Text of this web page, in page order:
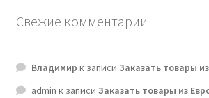
Свежие комментарии
Владимир к записиЗаказать товары
admin к записиЗаказать товары из